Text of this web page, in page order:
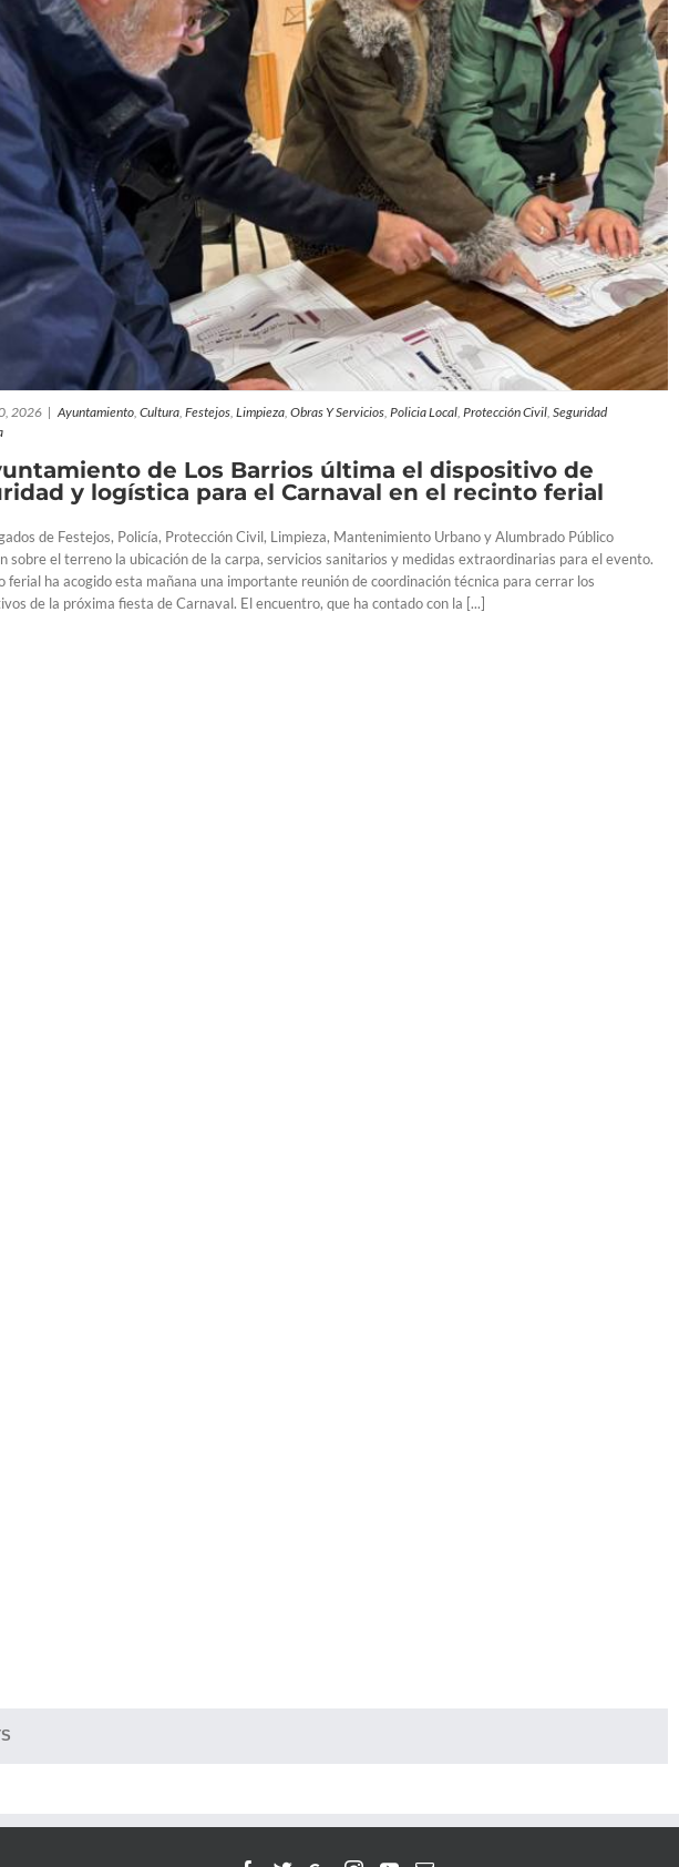
2026 | Ayuntamiento, Cultura, Festejos, Limpieza, Obras Y Servicios, Policia Local, Protección Civil, Seguridad
de Los Barrios última el dispositivo de
y logística para el Carnaval en el recinto ferial
de Festejos, Policía, Protección Civil, Limpieza, Mantenimiento Urbano y Alumbrado Público
sobre el terreno la ubicación de la carpa, servicios sanitarios y medidas extraordinarias para el evento.
ferial ha acogido esta mañana una importante reunión de coordinación técnica para cerrar los
de la próxima fiesta de Carnaval. El encuentro, que ha contado con la [...]